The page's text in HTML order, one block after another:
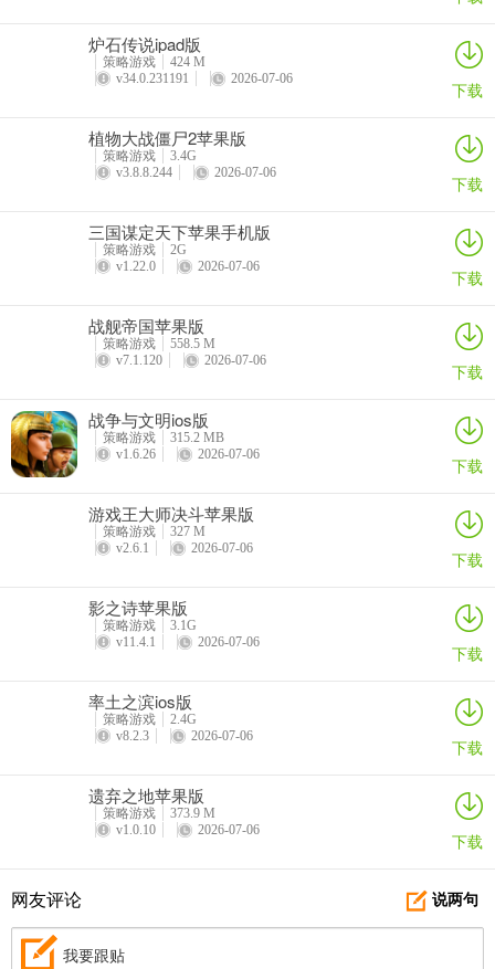
5、修复引仇套装四件套效果与五件套效果未同时生效问题，并添加五
件套生效说明。
炉石传说ipad版
策略游戏
424 M
v34.0.231191
2026-07-06 下载
植物大战僵尸2苹果版
策略游戏
3.4G
v3.8.8.244
2026-07-06 下载
三国谋定天下苹果手机版
策略游戏
2G
v1.22.0
2026-07-06 下载
战舰帝国苹果版
策略游戏
558.5 M
v7.1.120
2026-07-06 下载
战争与文明ios版
策略游戏
315.2 MB
v1.6.26
2026-07-06 下载
游戏王大师决斗苹果版
策略游戏
327 M
v2.6.1
2026-07-06 下载
影之诗苹果版
策略游戏
3.1G
v11.4.1
2026-07-06 下载
率土之滨ios版
策略游戏
2.4G
v8.2.3
2026-07-06 下载
遗弃之地苹果版
策略游戏
373.9 M
v1.0.10
2026-07-06 下载
说两句
网友评论
我要跟贴